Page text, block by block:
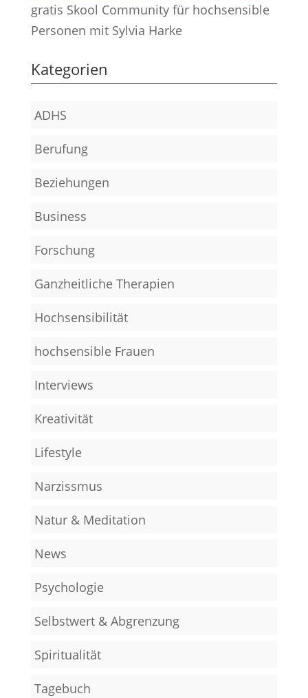
gratis Skool Community für hochsensible
Personen mit Sylvia Harke
Kategorien
ADHS
Berufung
Beziehungen
Business
Forschung
Ganzheitliche Therapien
Hochsensibilität
hochsensible Frauen
Interviews
Kreativität
Lifestyle
Narzissmus
Natur & Meditation
News
Psychologie
Selbstwert & Abgrenzung
Spiritualität
Tagebuch